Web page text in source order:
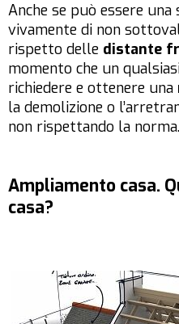
Anche se può essere
vivamente di non
rispetto delle distante
momento che un
richiedere e ottenere una
la demolizione o
non rispettando la norma.
Ampliamento casa.
casa?